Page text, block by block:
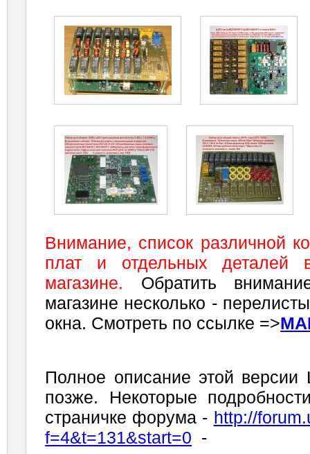
Внимание, список различной
плат и отдельных деталей
магазине. Обратить
магазине несколько -
окна. Смотреть по ссылке =>
Полное описание этой
позже. Некоторые
страничке форума - http://
f=4&t=131&start=0 -